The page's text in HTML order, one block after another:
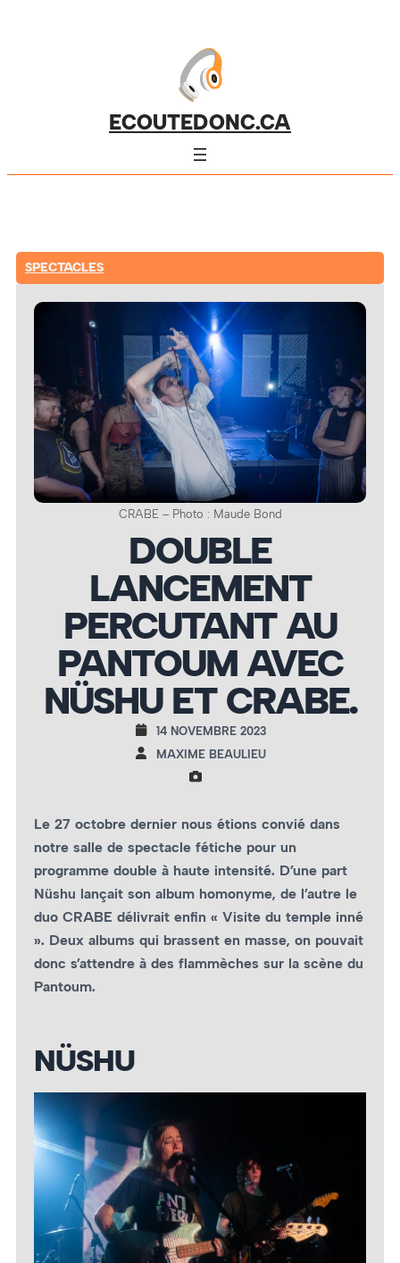
ECOUTEDONC.CA
SPECTACLES
CRABE – Photo : Maude Bond
DOUBLE
LANCEMENT
PERCUTANT AU
PANTOUM AVEC
NÜSHU ET CRABE.
14 NOVEMBRE 2023
MAXIME BEAULIEU
Le 27 octobre dernier nous étions convié dans
notre salle de spectacle fétiche pour un
programme double à haute intensité. D’une part
Nüshu lançait son album homonyme, de l’autre le
duo CRABE délivrait enfin « Visite du temple inné
». Deux albums qui brassent en masse, on pouvait
donc s’attendre à des flammèches sur la scène du
Pantoum.
NÜSHU